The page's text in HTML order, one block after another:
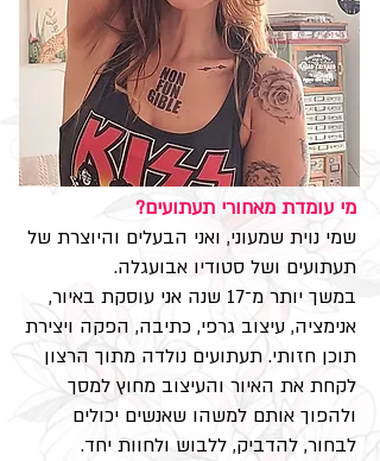
מי עומדת מאחורי תעתועים?
שמי נוית שמעוני, ואני הבעלים והיוצרת של
תעתועים ושל סטודיו אבועגלה.
במשך יותר מ־17 שנה אני עוסקת באיור,
אנימציה, עיצוב גרפי, כתיבה, הפקה ויצירת
תוכן חזותי. תעתועים נולדה מתוך הרצון
לקחת את האיור והעיצוב מחוץ למסך
ולהפוך אותם למשהו שאנשים יכולים
לבחור, להדביק, ללבוש ולחוות יחד.